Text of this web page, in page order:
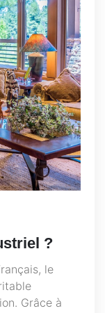
?
le
Grâce à